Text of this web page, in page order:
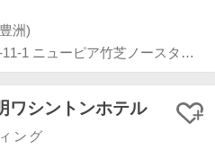
洲)
東京都港区海岸1-11-1 ニューピア竹芝ノースタワー3F
ワシントンホテル
ング